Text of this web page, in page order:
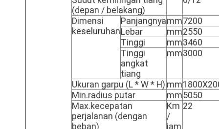
(depan / belakang)
Dimensi
keseluruhan
Panjangnyamm7200
Lebar
mm2550
Tinggi
mm3460
Tinggi
angkat
tiang
mm3000
Ukuran garpu (L * W * H) mm
Min.radius putar
mm5050
Max.kecepatan
perjalanan (dengan
beban)
Km
/
jam
22